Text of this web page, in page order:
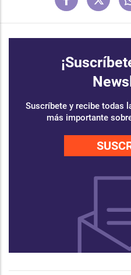
Suscríbete y recibe todas
más importante